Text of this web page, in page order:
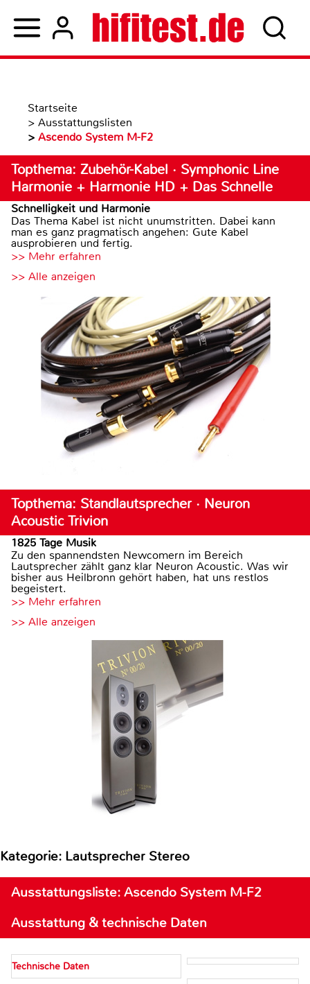
Startseite
> Ausstattungslisten
> Ascendo System M-F2
Topthema: Zubehör-Kabel · Symphonic Line
Harmonie + Harmonie HD + Das Schnelle
Schnelligkeit und Harmonie
Das Thema Kabel ist nicht unumstritten. Dabei kann
man es ganz pragmatisch angehen: Gute Kabel
ausprobieren und fertig.
>> Mehr erfahren
>> Alle anzeigen
Topthema: Standlautsprecher · Neuron
Acoustic Trivion
1825 Tage Musik
Zu den spannendsten Newcomern im Bereich
Lautsprecher zählt ganz klar Neuron Acoustic. Was wir
bisher aus Heilbronn gehört haben, hat uns restlos
begeistert.
>> Mehr erfahren
>> Alle anzeigen
Kategorie: Lautsprecher Stereo
Ausstattungsliste: Ascendo System M-F2
Ausstattung & technische Daten
Technische Daten